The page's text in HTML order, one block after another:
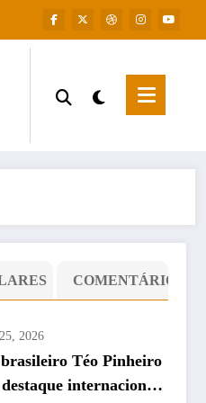
COMENTÁRIO
2026
Téo Pinheiro
internacional